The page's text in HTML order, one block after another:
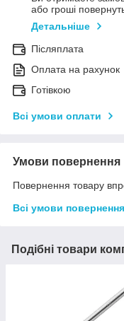
або гроші
Детальніше
Післяплата
Оплата на рахунок
Готівкою
Всі умови оплати
Умови повернення
Повернення товару
Всі умови повернення
Подібні товари